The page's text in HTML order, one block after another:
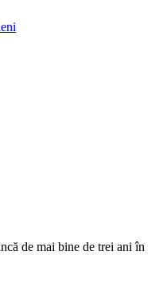
de mai bine de trei ani în